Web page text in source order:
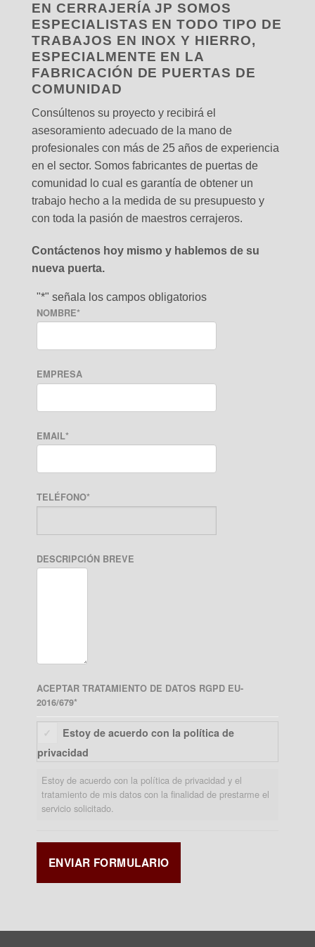
EN CERRAJERÍA JP SOMOS
ESPECIALISTAS EN TODO TIPO DE
TRABAJOS EN INOX Y HIERRO,
ESPECIALMENTE EN LA
FABRICACIÓN DE PUERTAS DE
COMUNIDAD
Consúltenos su proyecto y recibirá el
asesoramiento adecuado de la mano de
profesionales con más de 25 años de experiencia
en el sector. Somos fabricantes de puertas de
comunidad lo cual es garantía de obtener un
trabajo hecho a la medida de su presupuesto y
con toda la pasión de maestros cerrajeros.
Contáctenos hoy mismo y hablemos de su
nueva puerta.
"*" señala los campos obligatorios
NOMBRE*
EMPRESA
EMAIL*
TELÉFONO*
DESCRIPCIÓN BREVE
ACEPTAR TRATAMIENTO DE DATOS RGPD EU-
2016/679*
Estoy de acuerdo con la política de
privacidad
Estoy de acuerdo con la política de privacidad y el
tratamiento de mis datos con la finalidad de prestarme el
servicio solicitado.